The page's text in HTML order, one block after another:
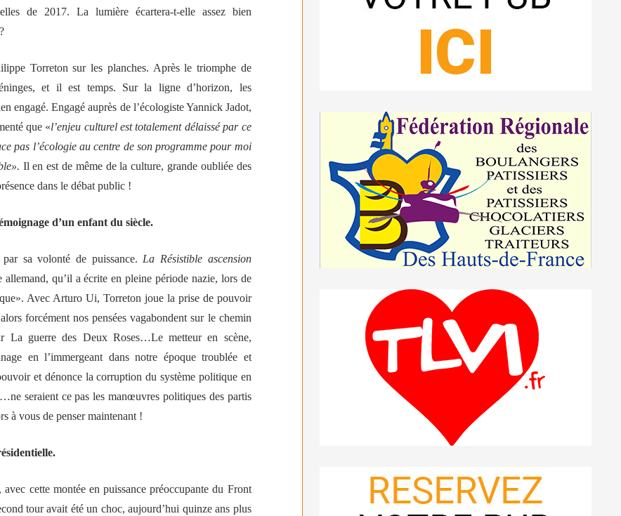
de 2017. La lumière écartera-t-elle assez bien
Torreton sur les planches. Après le triomphe de
et il est temps. Sur la ligne d’horizon, les
engagé. Engagé auprès de l’écologiste Yannick Jadot,
que «l’enjeu culturel est totalement délaissé par ce
pas l’écologie au centre de son programme pour moi
Il en est de même de la culture, grande oubliée des
dans le débat public !
d’un enfant du siècle.
sa volonté de puissance. La Résistible ascension
qu’il a écrite en pleine période nazie, lors de
Avec Arturo Ui, Torreton joue la prise de pouvoir
forcément nos pensées vagabondent sur le chemin
La guerre des Deux Roses…Le metteur en scène,
en l’immergeant dans notre époque troublée et
et dénonce la corruption du système politique en
seraient ce pas les manœuvres politiques des partis
à vous de penser maintenant !
cette montée en puissance préoccupante du Front
tour avait été un choc, aujourd’hui quinze ans plus